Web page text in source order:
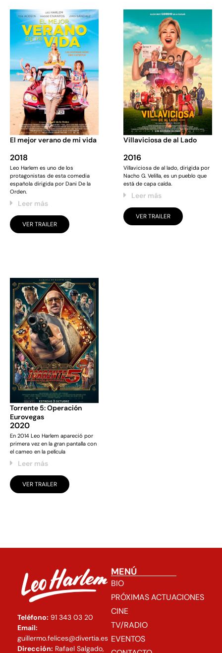
El mejor verano de mi vida
2018
Leo Harlem es uno de los
protagonistas de esta comedia
española dirigida por Dani De la
Orden.
Leer más
VER TRAILER
Villaviciosa de al Lado
2016
Villaviciosa de al lado, dirigida por
Nacho G. Velilla, es un pueblo que
está de capa caída.
Leer más
VER TRAILER
Torrente 5: Operación
Eurovegas
2020
En 2014 Leo Harlem apareció por
primera vez en la gran pantalla con
el cameo en la película
Leer más
VER TRAILER
Teléfono: 91 343 03 20
Email:
guillermo.felices@divertia.es
Dirección: Rafael Salgado,
MENÚ
BIO
PRÓXIMAS ACTUACIONES
CINE
TV/RADIO
EVENTOS